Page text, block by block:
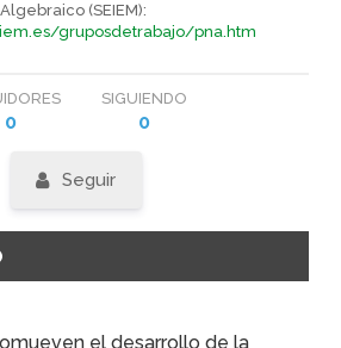
Algebraico (SEIEM):
gruposdetrabajo/pna.htm
0
SIGUIENDO
0
Seguir
el desarrollo de la